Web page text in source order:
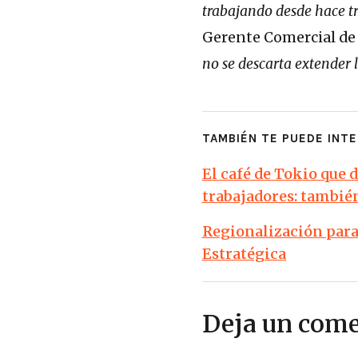
trabajando desde hace
Gerente Comercial
no se descarta extender
TAMBIÉN TE PUEDE
El café de Tokio que
trabajadores:
Regionalización
Estratégica
Deja un